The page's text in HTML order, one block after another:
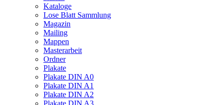
Kataloge
Lose Blatt Sammlung
Magazin
Mailing
Mappen
Masterarbeit
Ordner
Plakate
Plakate DIN A0
Plakate DIN A1
Plakate DIN A2
Plakate DIN A3